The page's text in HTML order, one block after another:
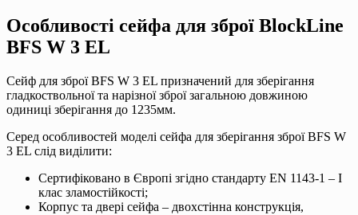
Особливості сейфа для зброї BlockLine
BFS W 3 EL
Сейф для зброї BFS W 3 EL призначений для зберігання
гладкоствольної та нарізної зброї загальною довжиною
одиниці зберігання до 1235мм.
Серед особливостей моделі сейфа для зберігання зброї BFS W
3 EL слід виділити:
Сертифіковано в Європі згідно стандарту EN 1143-1 – І
клас зламостійкості;
Корпус та двері сейфа – двохстінна конструкція,